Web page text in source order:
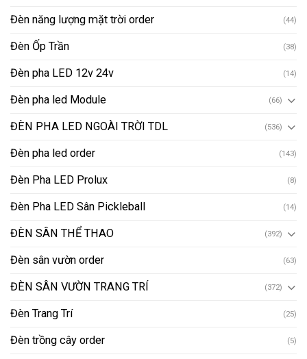
Đèn năng lượng mặt trời order (44)
Đèn Ốp Trần (38)
Đèn pha LED 12v 24v (14)
Đèn pha led Module (66)
ĐÈN PHA LED NGOÀI TRỜI TDL (536)
Đèn pha led order (143)
Đèn Pha LED Prolux (8)
Đèn Pha LED Sân Pickleball (14)
ĐÈN SÂN THỂ THAO (392)
Đèn sân vườn order (63)
ĐÈN SÂN VƯỜN TRANG TRÍ (372)
Đèn Trang Trí (25)
Đèn trồng cây order (5)